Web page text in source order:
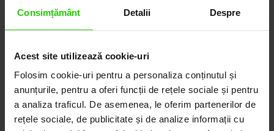
Consimțământ Detalii Despre
Acest site utilizează cookie-uri
Folosim cookie-uri pentru a personaliza conținutul și
anunțurile, pentru a oferi funcții de rețele sociale și pentru
a analiza traficul. De asemenea, le oferim partenerilor de
rețele sociale, de publicitate și de analize informații cu
Descoperă Lumea COZETTE,
LOCUL UNDE STILUL
DEVINE ARTĂ!